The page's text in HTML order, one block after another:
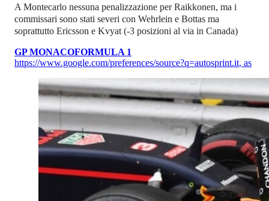
A Montecarlo nessuna penalizzazione per Raikkonen, ma i
commissari sono stati severi con Wehrlein e Bottas ma
soprattutto Ericsson e Kvyat (-3 posizioni al via in Canada)
GP MONACOFORMULA 1
https://www.google.com/preferences/source?q=autosprint.it, as